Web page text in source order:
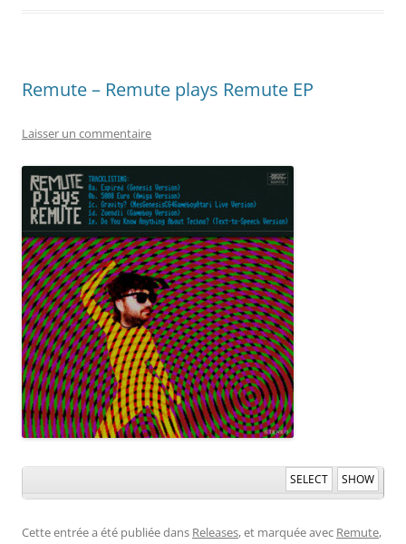
Remute – Remute plays Remute EP
Laisser un commentaire
SELECT SHOW
Cette entrée a été publiée dans Releases, et marquée avec Remute,